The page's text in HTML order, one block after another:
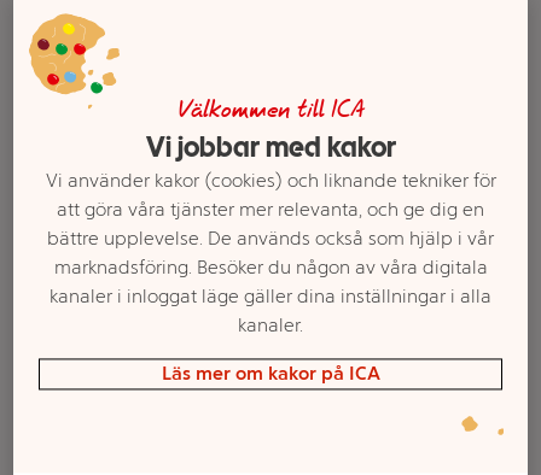
Tuggummi sockerfri
Dental Dual Action
Spearmint 30g V6
Välj butik
Tuggummi White Melon
mint 29g Extra
Välj butik
Välkommen till ICA
Vi jobbar med kakor
Vi använder kakor (cookies) och liknande tekniker för
att göra våra tjänster mer relevanta, och ge dig en
bättre upplevelse. De används också som hjälp i vår
marknadsföring. Besöker du någon av våra digitala
kanaler i inloggat läge gäller dina inställningar i alla
kanaler.
Läs mer om kakor på ICA